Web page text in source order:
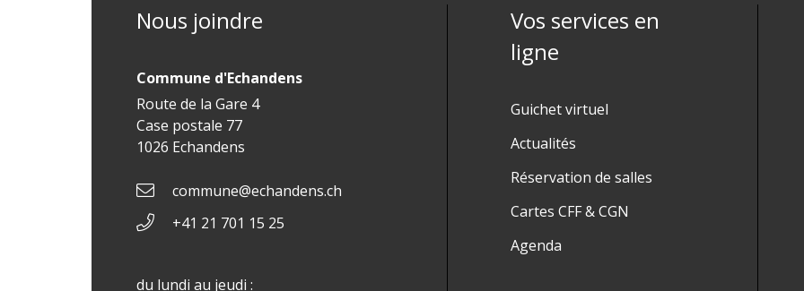
Nous joindre
Commune d'Echandens
Route de la Gare 4
Case postale 77
1026 Echandens
commune@echandens.ch
+41 21 701 15 25
du lundi au jeudi :
Vos services en
ligne
Guichet virtuel
Actualités
Réservation de salles
Cartes CFF & CGN
Agenda